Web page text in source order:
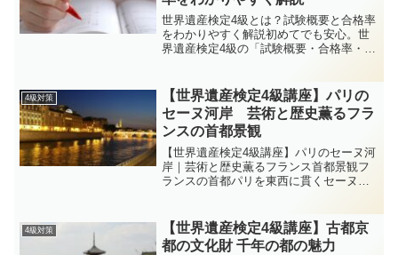
世界遺産検定4級とは？試験概要と合格率
をわかりやすく解説初めてでも安心。世
界遺産検定4級の「試験概要・合格率・出
博士〜！世界遺産検定4級に挑戦したいん
だけど、まずは全体...
4級対策
【世界遺産検定4級講座】パリの
セーヌ河岸 芸術と歴史薫るフラ
ンスの首都景観
【世界遺産検定4級講座】パリのセーヌ河
岸｜芸術と歴史薫るフランス首都景観フ
ランスの首都パリを東西に貫くセーヌ
堂・橋・広場・博物館が連鎖します。世
界遺産「Paris, Ba...
4級対策
【世界遺産検定4級講座】古都京
都の文化財 千年の都の魅力